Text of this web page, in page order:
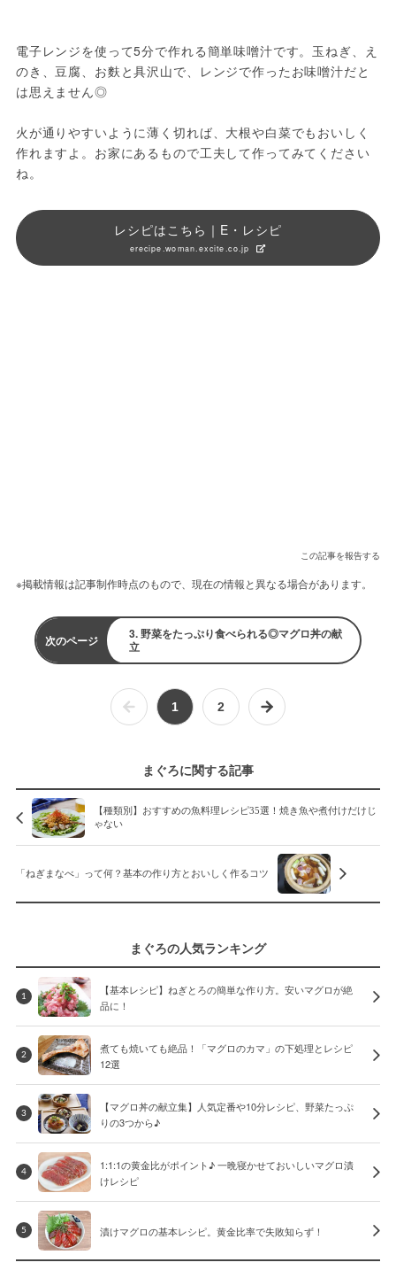
電子レンジを使って5分で作れる簡単味噌汁です。玉ねぎ、え
のき、豆腐、お麩と具沢山で、レンジで作ったお味噌汁だと
は思えません◎
火が通りやすいように薄く切れば、大根や白菜でもおいしく
作れますよ。お家にあるもので工夫して作ってみてください
ね。
レシピはこちら｜E・レシピ
erecipe.woman.excite.co.jp
この記事を報告する
※掲載情報は記事制作時点のもので、現在の情報と異なる場合があります。
次のページ
3. 野菜をたっぷり食べられる◎マグロ丼の献
立
1 2
まぐろに関する記事
【種類別】おすすめの魚料理レシピ35選！焼き魚や煮付けだけじ
ゃない
「ねぎまなべ」って何？基本の作り方とおいしく作るコツ
まぐろの人気ランキング
1
【基本レシピ】ねぎとろの簡単な作り方。安いマグロが絶
品に！
2
煮ても焼いても絶品！「マグロのカマ」の下処理とレシピ
12選
3
【マグロ丼の献立集】人気定番や10分レシピ、野菜たっぷ
りの3つから♪
4
1:1:1の黄金比がポイント♪ 一晩寝かせておいしいマグロ漬
けレシピ
5 漬けマグロの基本レシピ。黄金比率で失敗知らず！